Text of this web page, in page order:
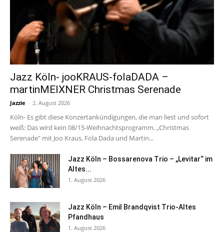
Jazz Köln- jooKRAUS-folaDADA –
martinMEIXNER Christmas Serenade
Jazzie - 2. August 2026
Köln- Es gibt diese Konzertankündigungen, die man liest und sofort
weiß: Das wird kein 08/15-Weihnachtsprogramm. „Christmas
Serenade" mit Joo Kraus, Fola Dada und Martin...
Jazz Köln – Bossarenova Trio – „Levitar“ im
Altes...
1. August 2026
Jazz Köln – Emil Brandqvist Trio-Altes
Pfandhaus
1. August 2026